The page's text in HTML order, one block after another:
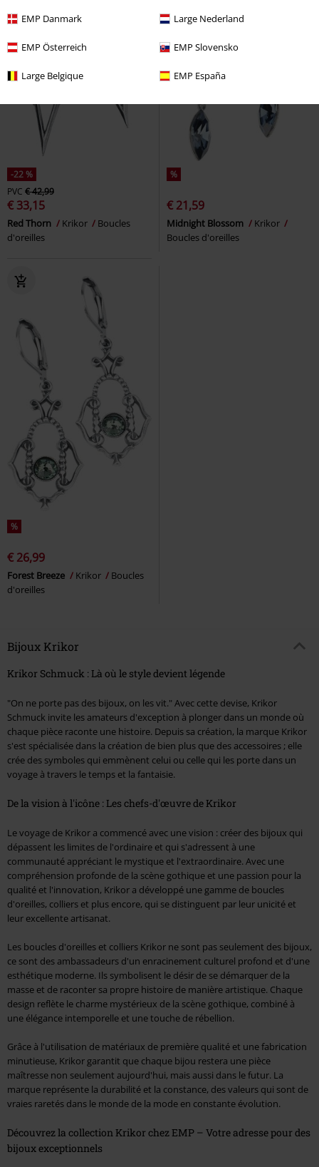
EMP Danmark Large Nederland
EMP Österreich EMP Slovensko
Large Belgique EMP España
-22 %
PVC € 42,99
€ 33,15
Red Thorn Krikor
Boucles
d'oreilles
%
€ 21,59
Midnight Blossom
Krikor
Boucles d'oreilles
%
€ 26,99
Forest Breeze Krikor
Boucles
d'oreilles
Bijoux Krikor
Krikor Schmuck : Là où le style devient légende
"On ne porte pas des bijoux, on les vit." Avec cette devise, Krikor
Schmuck invite les amateurs d'exception à plonger dans un monde où
chaque pièce raconte une histoire. Depuis sa création, la marque Krikor
s'est spécialisée dans la création de bien plus que des accessoires ; elle
crée des symboles qui emmènent celui ou celle qui les porte dans un
voyage à travers le temps et la fantaisie.
De la vision à l'icône : Les chefs-d'œuvre de Krikor
Le voyage de Krikor a commencé avec une vision : créer des bijoux qui
dépassent les limites de l'ordinaire et qui s'adressent à une
communauté appréciant le mystique et l'extraordinaire. Avec une
compréhension profonde de la scène gothique et une passion pour la
qualité et l'innovation, Krikor a développé une gamme de boucles
d'oreilles, colliers et plus encore, qui se distinguent par leur unicité et
leur excellente artisanat.
Les boucles d'oreilles et colliers Krikor ne sont pas seulement des bijoux,
ce sont des ambassadeurs d'un enracinement culturel profond et d'une
esthétique moderne. Ils symbolisent le désir de se démarquer de la
masse et de raconter sa propre histoire de manière artistique. Chaque
design reflète le charme mystérieux de la scène gothique, combiné à
une élégance intemporelle et une touche de rébellion.
Grâce à l'utilisation de matériaux de première qualité et une fabrication
minutieuse, Krikor garantit que chaque bijou restera une pièce
maîtresse non seulement aujourd'hui, mais aussi dans le futur. La
marque représente la durabilité et la constance, des valeurs qui sont de
vraies raretés dans le monde de la mode en constante évolution.
Découvrez la collection Krikor chez EMP – Votre adresse pour des
bijoux exceptionnels